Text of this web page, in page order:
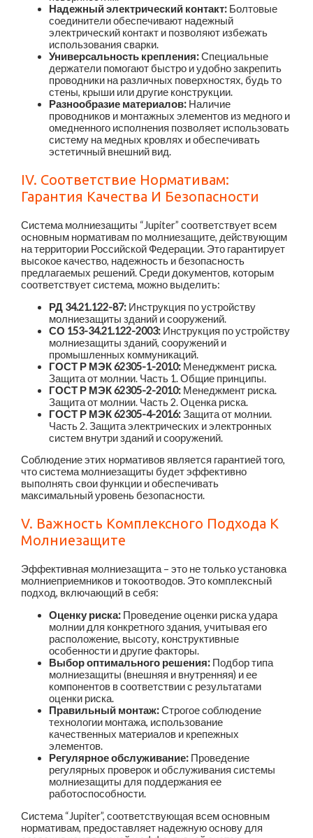
Надежный электрический контакт: Болтовые
соединители обеспечивают надежный
электрический контакт и позволяют избежать
использования сварки.
Универсальность крепления:Специальные
держатели помогают быстро и удобно закрепить
проводники на различных поверхностях, будь то
стены, крыши или другие конструкции.
Разнообразие материалов: Наличие
проводников и монтажных элементов из медного и
омедненного исполнения позволяет использовать
систему на медных кровлях и обеспечивать
эстетичный внешний вид.
IV. Соответствие Нормативам:
Гарантия Качества И Безопасности
Система молниезащиты “Jupiter” соответствует всем
основным нормативам по молниезащите, действующим
на территории Российской Федерации. Это гарантирует
высокое качество, надежность и безопасность
предлагаемых решений. Среди документов, которым
соответствует система, можно выделить:
РД 34.21.122-87: Инструкция по устройству
молниезащиты зданий и сооружений.
СО 153-34.21.122-2003: Инструкция по устройству
молниезащиты зданий, сооружений и
промышленных коммуникаций.
ГОСТ Р МЭК 62305-1-2010: Менеджмент риска.
Защита от молнии. Часть 1. Общие принципы.
ГОСТ Р МЭК 62305-2-2010: Менеджмент риска.
Защита от молнии. Часть 2. Оценка риска.
ГОСТ Р МЭК 62305-4-2016:Защита от молнии.
Часть 2. Защита электрических и электронных
систем внутри зданий и сооружений.
Соблюдение этих нормативов является гарантией того,
что система молниезащиты будет эффективно
выполнять свои функции и обеспечивать
максимальный уровень безопасности.
V. Важность Комплексного Подхода К
Молниезащите
Эффективная молниезащита – это не только установка
молниеприемников и токоотводов. Это комплексный
подход, включающий в себя:
Оценку риска: Проведение оценки риска удара
молнии для конкретного здания, учитывая его
расположение, высоту, конструктивные
особенности и другие факторы.
Выбор оптимального решения: Подбор типа
молниезащиты (внешняя и внутренняя) и ее
компонентов в соответствии с результатами
оценки риска.
Правильный монтаж:Строгое соблюдение
технологии монтажа, использование
качественных материалов и крепежных
элементов.
Регулярное обслуживание: Проведение
регулярных проверок и обслуживания системы
молниезащиты для поддержания ее
работоспособности.
Система “Jupiter”, соответствующая всем основным
нормативам, предоставляет надежную основу для